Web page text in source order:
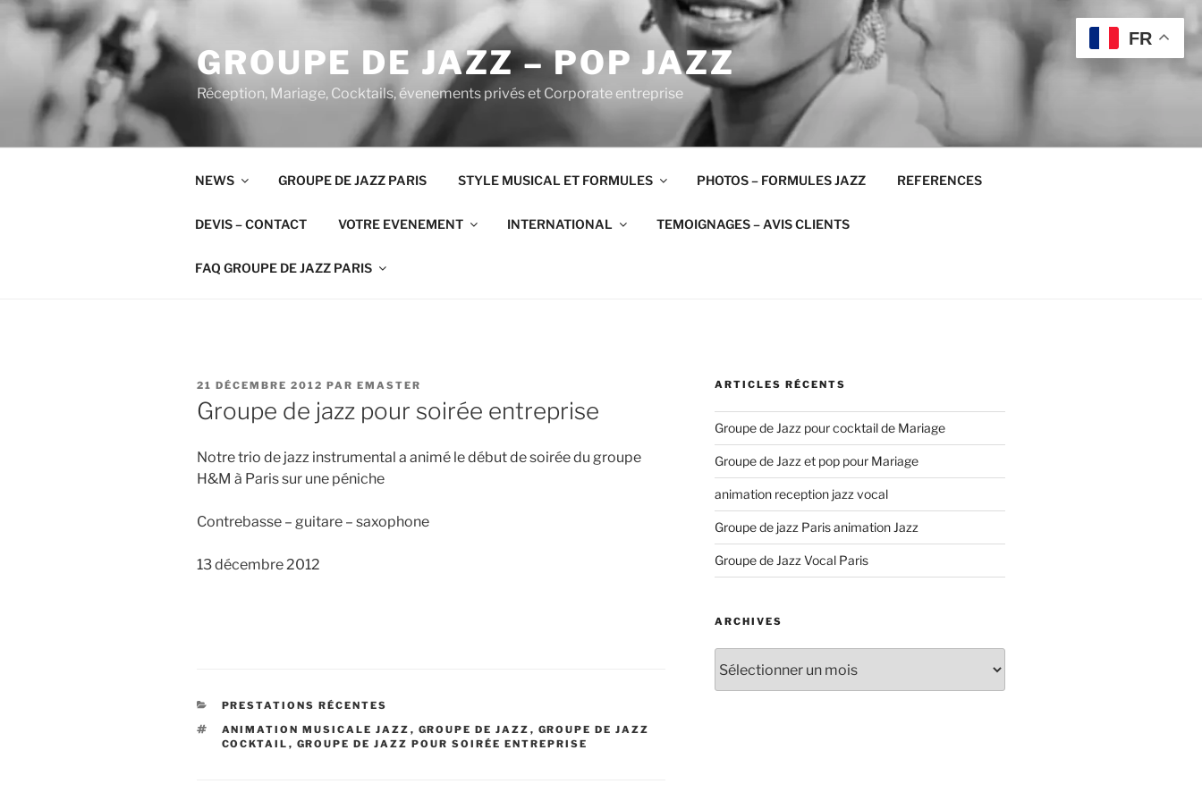
Aller
GROUPE DE JAZZ – POP JAZZ
Réception, Mariage, Cocktails, évenements privés et Corporate entreprise
NEWS GROUPE DE JAZZ PARIS STYLE MUSICAL ET FORMULES PHOTOS – FORMULES JAZZ REFERENCES
DEVIS – CONTACT VOTRE EVENEMENT INTERNATIONAL TEMOIGNAGES – AVIS CLIENTS
FAQ GROUPE DE JAZZ PARIS
PUBLIÉ
LE
21 DÉCEMBRE 2012 PAR EMASTER
Groupe de jazz pour soirée entreprise
Notre trio de jazz instrumental a animé le début de soirée du groupe
H&M à Paris sur une péniche
Contrebasse – guitare – saxophone
13 décembre 2012
CATÉGORIES
PRESTATIONS RÉCENTES
ÉTIQUETTES
ANIMATION MUSICALE JAZZ , GROUPE DE JAZZ , GROUPE DE JAZZ
COCKTAIL , GROUPE DE JAZZ POUR SOIRÉE ENTREPRISE
ARTICLES RÉCENTS
Groupe de Jazz pour cocktail de Mariage
Groupe de Jazz et pop pour Mariage
animation reception jazz vocal
Groupe de jazz Paris animation Jazz
Groupe de Jazz Vocal Paris
ARCHIVES
FR